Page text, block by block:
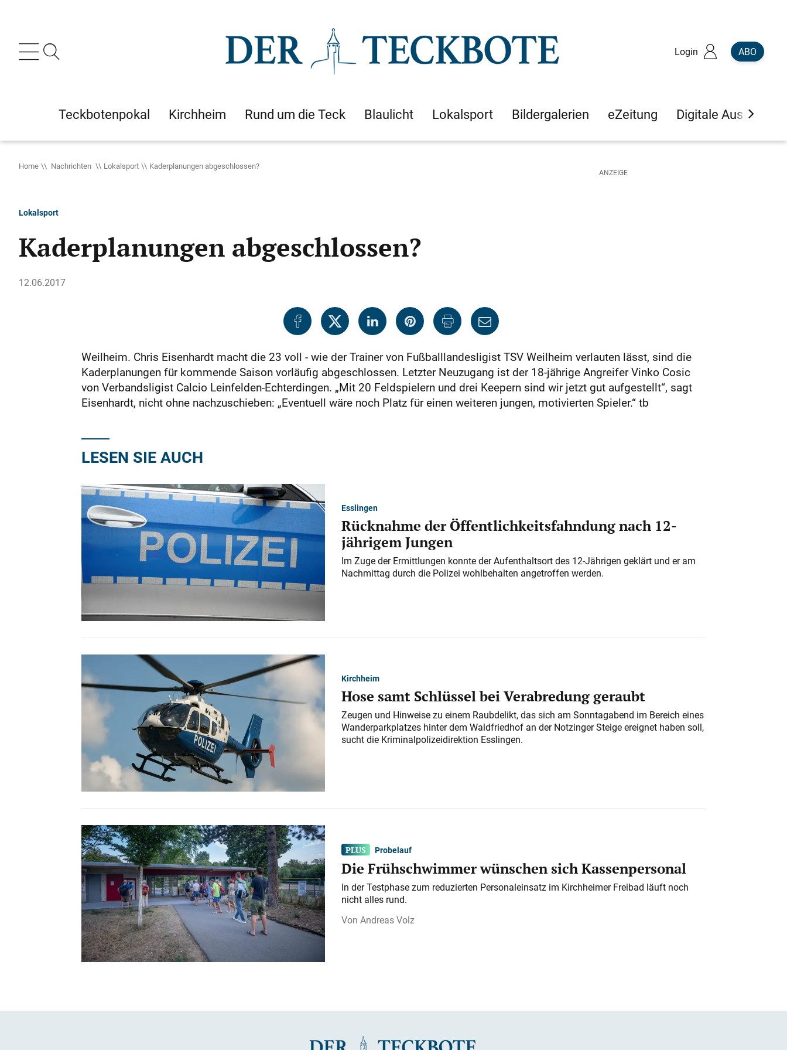
Login ABO
Teckbotenpokal Kirchheim Rund um die Teck Blaulicht Lokalsport Bildergalerien eZeitung Digitale Ausgaben
Home Nachrichten Lokalsport Kaderplanungen abgeschlossen?
Lokalsport
Kaderplanungen abgeschlossen?
12.06.2017
Weilheim. Chris Eisenhardt macht die 23 voll - wie der Trainer von Fußballlandesligist TSV Weilheim verlauten lässt, sind die
Kaderplanungen für kommende Saison vorläufig abgeschlossen. Letzter Neuzugang ist der 18-jährige Angreifer Vinko Cosic
von Verbandsligist Calcio Leinfelden-Echterdingen. „Mit 20 Feldspielern und drei Keepern sind wir jetzt gut aufgestellt“, sagt
Eisenhardt, nicht ohne nachzuschieben: „Eventuell wäre noch Platz für einen weiteren jungen, motivierten Spieler.“ tb
LESEN SIE AUCH
Esslingen
Rücknahme der Öffentlichkeitsfahndung nach 12-
jährigem Jungen
Im Zuge der Ermittlungen konnte der Aufenthaltsort des 12-Jährigen geklärt und er am
Nachmittag durch die Polizei wohlbehalten angetroffen werden.
Kirchheim
Hose samt Schlüssel bei Verabredung geraubt
Zeugen und Hinweise zu einem Raubdelikt, das sich am Sonntagabend im Bereich eines
Wanderparkplatzes hinter dem Waldfriedhof an der Notzinger Steige ereignet haben soll,
sucht die Kriminalpolizeidirektion Esslingen.
Probelauf
Die Frühschwimmer wünschen sich Kassenpersonal
In der Testphase zum reduzierten Personaleinsatz im Kirchheimer Freibad läuft noch
nicht alles rund.
Andreas Volz